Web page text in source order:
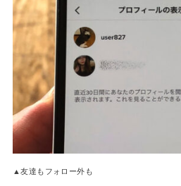
▲友達もフォロー外も